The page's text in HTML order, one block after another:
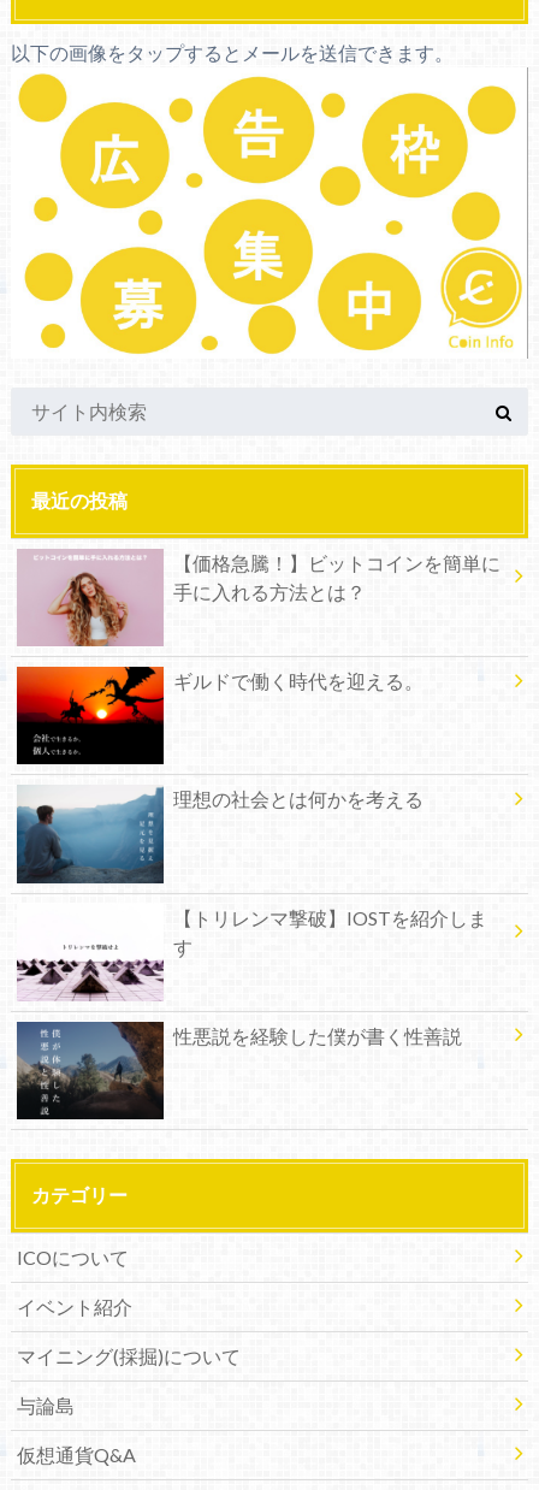
以下の画像をタップするとメールを送信できます。
最近の投稿
【価格急騰！】ビットコインを簡単に
手に入れる方法とは？
ギルドで働く時代を迎える。
理想の社会とは何かを考える
【トリレンマ撃破】IOSTを紹介しま
す
性悪説を経験した僕が書く性善説
カテゴリー
ICOについて
イベント紹介
マイニング(採掘)について
与論島
仮想通貨Q&A